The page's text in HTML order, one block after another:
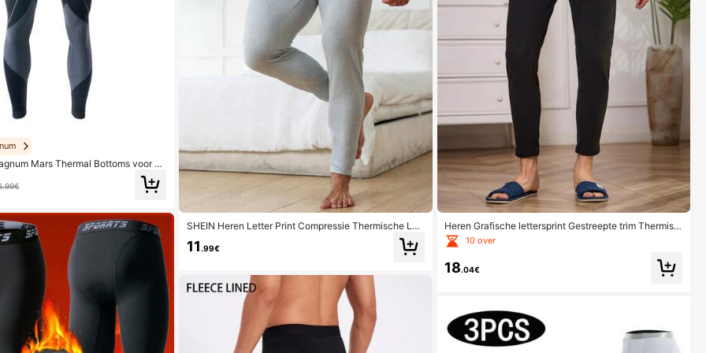
Mars Thermal Bottoms voor he
SHEIN Heren Letter Print Compressie Thermische Lan
11.99€
Heren Grafische lettersprint Gestreepte trim Thermisc
h ondergoed Broeken
10 over
18.04€